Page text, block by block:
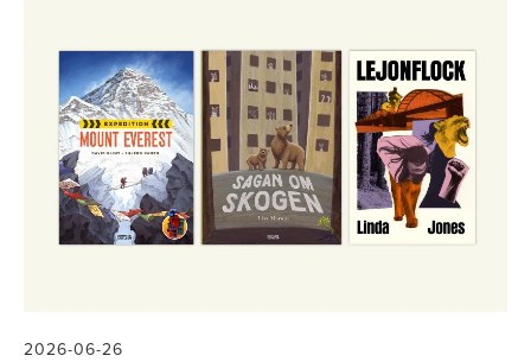
2026-06-26